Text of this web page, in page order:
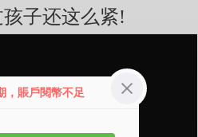
子还这么紧!
，賬戶閱幣不足